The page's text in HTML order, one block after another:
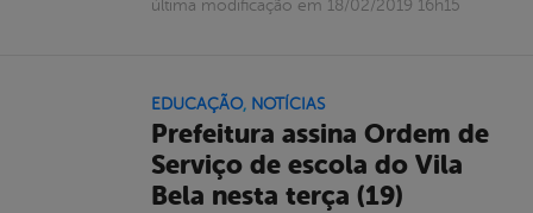
última modificação em 18/02/2019 16h15
EDUCAÇÃO, NOTÍCIAS
Prefeitura assina Ordem de
Serviço de escola do Vila
Bela nesta terça (19)